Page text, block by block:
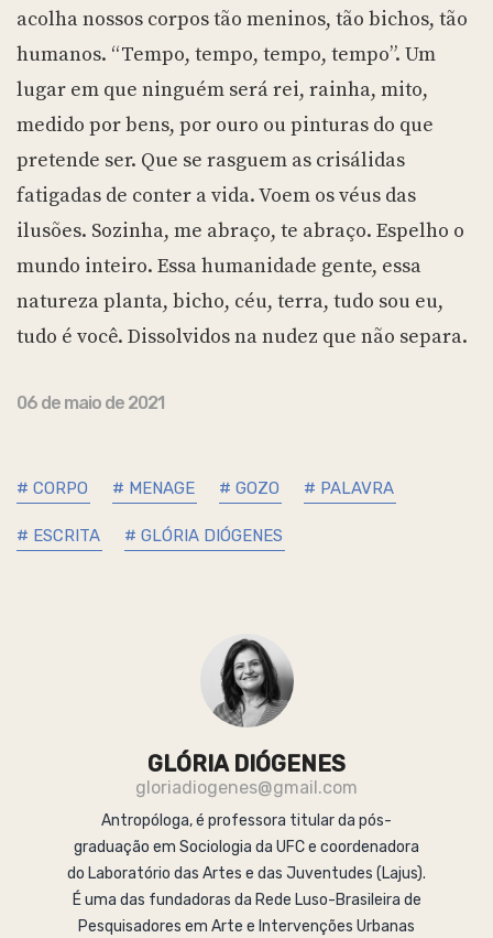
acolha nossos corpos tão meninos, tão bichos, tão
humanos. “Tempo, tempo, tempo, tempo”. Um
lugar em que ninguém será rei, rainha, mito,
medido por bens, por ouro ou pinturas do que
pretende ser. Que se rasguem as crisálidas
fatigadas de conter a vida. Voem os véus das
ilusões. Sozinha, me abraço, te abraço. Espelho o
mundo inteiro. Essa humanidade gente, essa
natureza planta, bicho, céu, terra, tudo sou eu,
tudo é você. Dissolvidos na nudez que não separa.
06 de maio de 2021
# CORPO # MENAGE # GOZO # PALAVRA
# ESCRITA # GLÓRIA DIÓGENES
GLÓRIA DIÓGENES
gloriadiogenes@gmail.com
Antropóloga, é professora titular da pós-
graduação em Sociologia da UFC e coordenadora
do Laboratório das Artes e das Juventudes (Lajus).
É uma das fundadoras da Rede Luso-Brasileira de
Pesquisadores em Arte e Intervenções Urbanas